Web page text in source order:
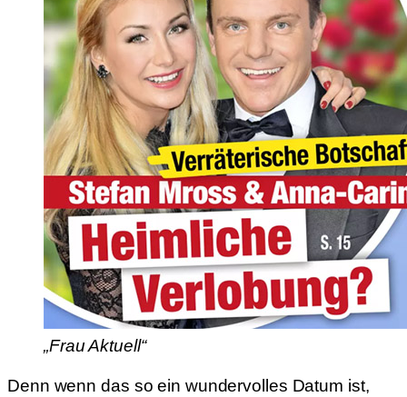
„Frau Aktuell“
Denn wenn das so ein wundervolles Datum ist,